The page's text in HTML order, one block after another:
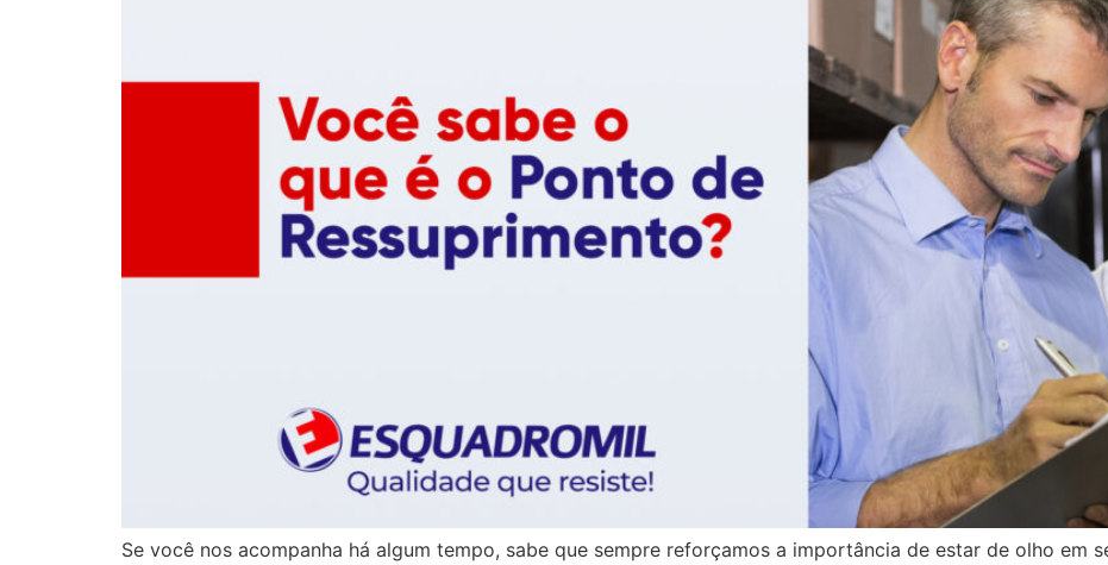
Se você nos acompanha há algum tempo, sabe que sempre reforçamos a importância de estar de olho em